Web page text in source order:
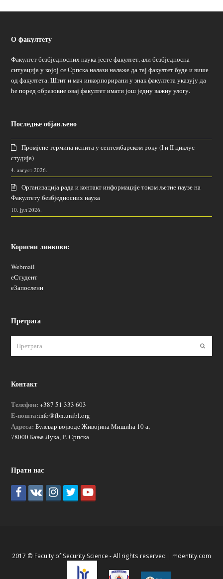
О факултету
Факултет безбједносних наука јесте факултет, али безбједносна
ситуација у којој се Српска налази налаже да тај факултет буде и више
од факултета. Штит и мач инкорпорирани у знак факултета указују да
ће поред образовне овај факултет имати још једну важну улогу.
Последње објављено
Промјене термина испита у септембарском року (I и II циклус
студија)
4. август 2026.
Организација рада и контакт информације током љетне паузе на
Факултету безбједносних наука
10. јул 2026.
Корисни линкови:
Webmail
еСтудент
еЗапослени
Претрага
Контакт
Телефон: +387 51 333 603
Е-пошта:info@fbn.unibl.org
Адреса: Булевар војводе Живојина Мишића 10 а,
78000 Бања Лука, Р. Српска
Прати нас
2017 © Faculty of Security Science - All rights reserved | mdentity.com